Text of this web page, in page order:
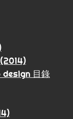
design 目錄